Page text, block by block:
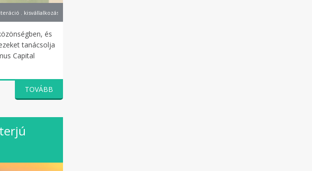
. kisvállalkozás . kockázati tőke . lean metodológia . lean startup . vállalkozásfejlesztés . vállalkozó .
és
tanácsolja
Capital
TOVÁBB